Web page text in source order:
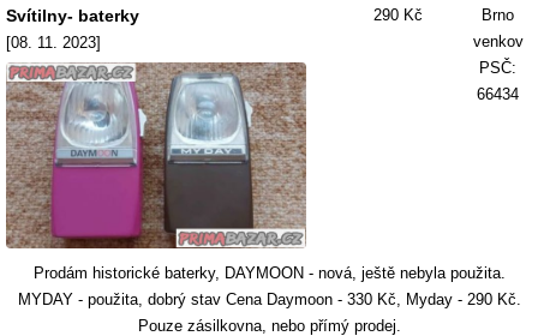
Svítilny- baterky
[08. 11. 2023]
290 Kč
Brno
venkov
PSČ:
66434
Prodám historické baterky, DAYMOON - nová, ještě nebyla použita.
MYDAY - použita, dobrý stav Cena Daymoon - 330 Kč, Myday - 290 Kč.
Pouze zásilkovna, nebo přímý prodej.